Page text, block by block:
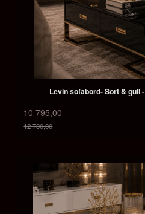
Levin sofabord- Sort & gull
10 795,00
12 700,00